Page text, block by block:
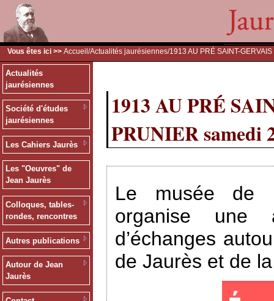
Vous êtes ici >> Accueil /Actualités jaurésiennes/1913 AU PRÉ SAINT-
Actualités
jaurésiennes
Société d'études
jaurésiennes
Les Cahiers Jaurès
Les "Oeuvres" de
Jean Jaurès
Colloques, tables-
rondes, rencontres
Autres publications
Autour de Jean
Jaurès
1913 AU PRÉ
PRUNIER samedi
Le musée de
organise une
d’échanges
de Jaurès et de